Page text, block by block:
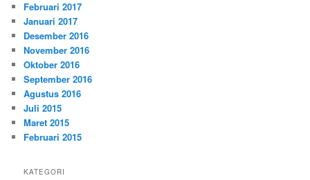
Februari 2017
Januari 2017
Desember 2016
November 2016
Oktober 2016
September 2016
Agustus 2016
Juli 2015
Maret 2015
Februari 2015
KATEGORI